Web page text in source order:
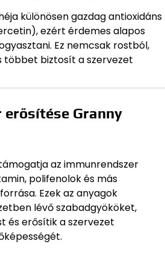
különösen gazdag antioxidáns
ezért érdemes alapos
Ez nemcsak rostból,
többet biztosít a szervezet
erősítése Granny
az immunrendszer
polifenolok és más
Ezek az anyagok
lévő szabadgyököket,
és erősítik a szervezet